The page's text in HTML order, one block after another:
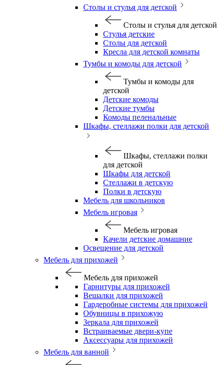
Столы и стулья для детской
Столы и стулья для детской
Стулья детские
Столы для детской
Кресла для детской комнаты
Тумбы и комоды для детской
Тумбы и комоды для
детской
Детские комоды
Детские тумбы
Комоды пеленальные
Шкафы, стеллажи полки для детской
Шкафы, стеллажи полки
для детской
Шкафы для детской
Стеллажи в детскую
Полки в детскую
Мебель для школьников
Мебель игровая
Мебель игровая
Качели детские домашние
Освещение для детской
Мебель для прихожей
Мебель для прихожей
Гарнитуры для прихожей
Вешалки для прихожей
Гардеробные системы для прихожей
Обувницы в прихожую
Зеркала для прихожей
Встраиваемые двери-купе
Аксессуары для прихожей
Мебель для ванной